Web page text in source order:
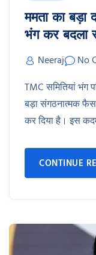
ममता का बड़ा
भंग कर बदला
Neeraj
No
TMC समितियां भंग
बड़ा संगठनात्मक
कर दिया है। इस
CONTINUE